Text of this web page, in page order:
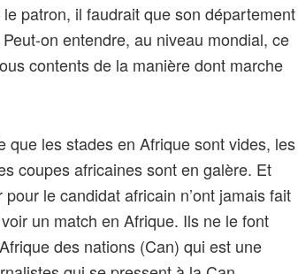
patron, il faudrait que son département
on entendre, au niveau mondial, ce
contents de la manière dont marche
que les stades en Afrique sont vides, les
coupes africaines sont en galère. Et
le candidat africain n’ont jamais fait
un match en Afrique. Ils ne le font
des nations (Can) qui est une